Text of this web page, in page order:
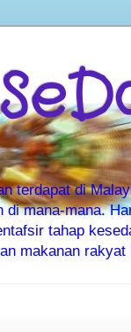
terdapat di
mana-mana.
tahap
makanan